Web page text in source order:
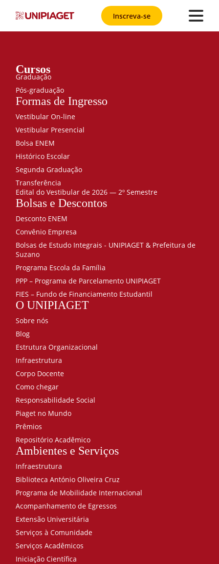
Inscreva-se
Cursos
Graduação
Pós-graduação
Formas de Ingresso
Vestibular On-line
Vestibular Presencial
Bolsa ENEM
Histórico Escolar
Segunda Graduação
Transferência
Edital do Vestibular de 2026 — 2º Semestre
Bolsas e Descontos
Desconto ENEM
Convênio Empresa
Bolsas de Estudo Integrais - UNIPIAGET & Prefeitura de
Suzano
Programa Escola da Família
PPP – Programa de Parcelamento UNIPIAGET
FIES – Fundo de Financiamento Estudantil
O UNIPIAGET
Sobre nós
Blog
Estrutura Organizacional
Infraestrutura
Corpo Docente
Como chegar
Responsabilidade Social
Piaget no Mundo
Prêmios
Repositório Acadêmico
Ambientes e Serviços
Infraestrutura
Biblioteca António Oliveira Cruz
Programa de Mobilidade Internacional
Acompanhamento de Egressos
Extensão Universitária
Serviços à Comunidade
Serviços Acadêmicos
Iniciação Científica